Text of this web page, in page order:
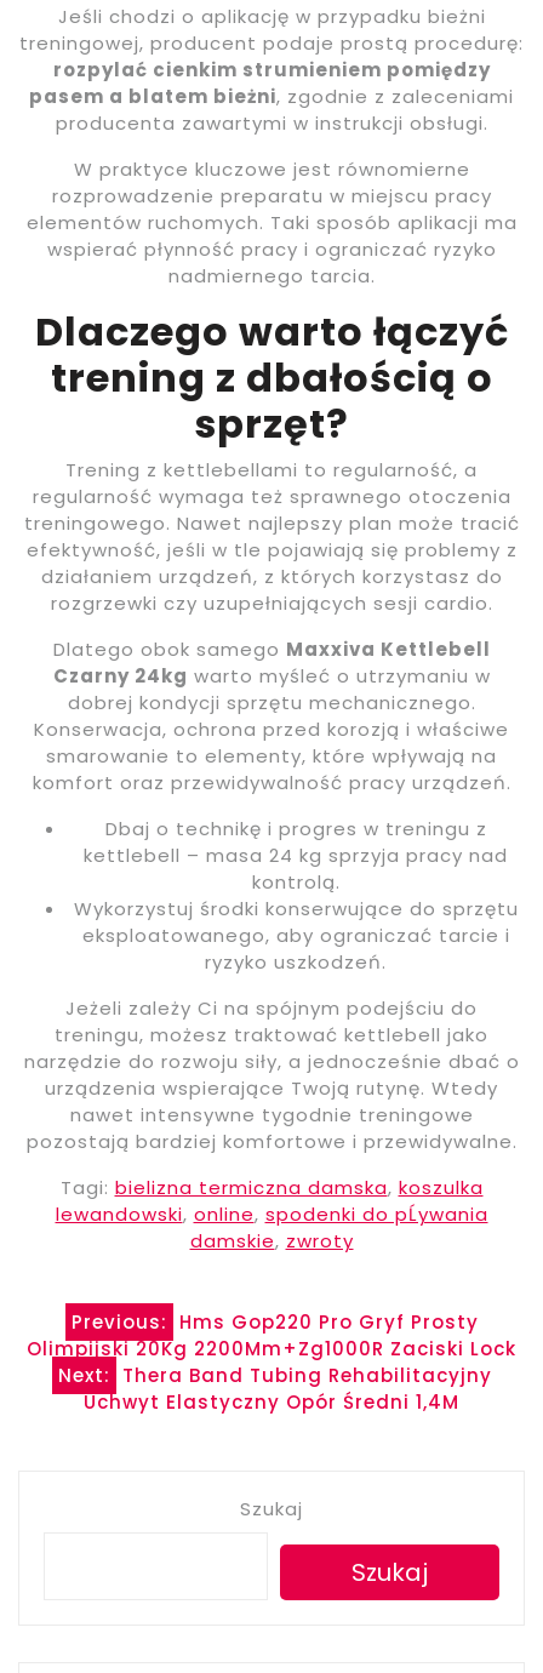
Jeśli chodzi o aplikację w przypadku bieżni
treningowej, producent podaje prostą procedurę:
rozpylać cienkim strumieniem pomiędzy
pasem a blatem bieżni, zgodnie z zaleceniami
producenta zawartymi w instrukcji obsługi.
W praktyce kluczowe jest równomierne
rozprowadzenie preparatu w miejscu pracy
elementów ruchomych. Taki sposób aplikacji ma
wspierać płynność pracy i ograniczać ryzyko
nadmiernego tarcia.
Dlaczego warto łączyć
trening z dbałością o
sprzęt?
Trening z kettlebellami to regularność, a
regularność wymaga też sprawnego otoczenia
treningowego. Nawet najlepszy plan może tracić
efektywność, jeśli w tle pojawiają się problemy z
działaniem urządzeń, z których korzystasz do
rozgrzewki czy uzupełniających sesji cardio.
Dlatego obok samego Maxxiva Kettlebell
Czarny 24kg warto myśleć o utrzymaniu w
dobrej kondycji sprzętu mechanicznego.
Konserwacja, ochrona przed korozją i właściwe
smarowanie to elementy, które wpływają na
komfort oraz przewidywalność pracy urządzeń.
Dbaj o technikę i progres w treningu z
kettlebell – masa 24 kg sprzyja pracy nad
kontrolą.
Wykorzystuj środki konserwujące do sprzętu
eksploatowanego, aby ograniczać tarcie i
ryzyko uszkodzeń.
Jeżeli zależy Ci na spójnym podejściu do
treningu, możesz traktować kettlebell jako
narzędzie do rozwoju siły, a jednocześnie dbać o
urządzenia wspierające Twoją rutynę. Wtedy
nawet intensywne tygodnie treningowe
pozostają bardziej komfortowe i przewidywalne.
Tagi: bielizna termiczna damska, koszulka
lewandowski, online, spodenki do pĹywania
damskie, zwroty
Nawigacja
wpisu
Previous:
Hms Gop220 Pro Gryf Prosty
Olimpijski 20Kg 2200Mm+Zg1000R Zaciski Lock
Next:
Thera Band Tubing Rehabilitacyjny
Uchwyt Elastyczny Opór Średni 1,4M
Szukaj
Szukaj